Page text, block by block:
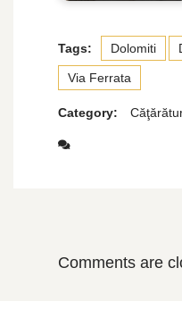
Tags: Dolomiti
Via Ferrata
Category:
Comments are